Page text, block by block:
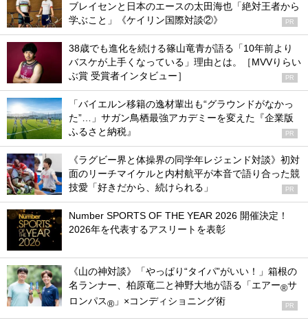
ブレイセンと日本のエースの太田海也「絶対王者から
学ぶこと」《ケイリン国際対談②》
PR
38歳でも進化を続ける篠山竜青が語る「10年前より
バスケが上手くなっている」理由とは。［MVVりらい
ぶ賞 受賞者インタビュー］
PR
「バイエルン移籍の逸材輩出も“グラウンドがなかっ
た”…」サガン鳥栖最強アカデミーを変えた『企業版
ふるさと納税』
PR
《ラグビー界と体操界の同学年レジェンド対談》初対
面のリーチマイケルと内村航平が本音で語り合った競
技愛「好きだから、続けられる」
PR
Number SPORTS OF THE YEAR 2026 開催決定！
2026年を代表するアスリートを表彰
《山の神対談》「やっぱり“タイパ”がいい！」箱根の
名ランナー、柏原竜二と神野大地が語る「エアー®サ
ロンパス® 」×コンディショニング術 PR